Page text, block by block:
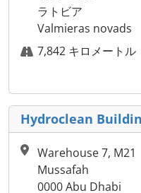
ラトビア
Valmieras novads
7,842 キロメートル
Hydroclean
Warehouse 7, M21
Mussafah
0000 Abu Dhabi